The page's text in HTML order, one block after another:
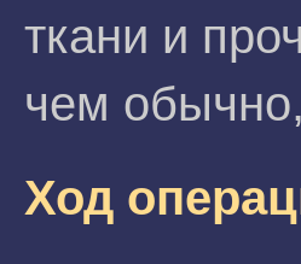
ткани и
чем
Ход